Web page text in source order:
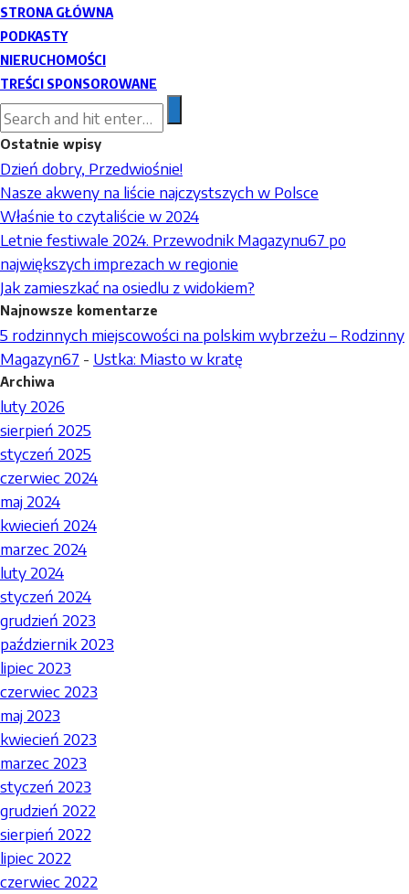
STRONA GŁÓWNA
PODKASTY
NIERUCHOMOŚCI
TREŚCI SPONSOROWANE
Ostatnie wpisy
Dzień dobry, Przedwiośnie!
Nasze akweny na liście najczystszych w Polsce
Właśnie to czytaliście w 2024
Letnie festiwale 2024. Przewodnik Magazynu67 po
największych imprezach w regionie
Jak zamieszkać na osiedlu z widokiem?
Najnowsze komentarze
5 rodzinnych miejscowości na polskim wybrzeżu – Rodzinny
Magazyn67 - Ustka: Miasto w kratę
Archiwa
luty 2026
sierpień 2025
styczeń 2025
czerwiec 2024
maj 2024
kwiecień 2024
marzec 2024
luty 2024
styczeń 2024
grudzień 2023
październik 2023
lipiec 2023
czerwiec 2023
maj 2023
kwiecień 2023
marzec 2023
styczeń 2023
grudzień 2022
sierpień 2022
lipiec 2022
czerwiec 2022